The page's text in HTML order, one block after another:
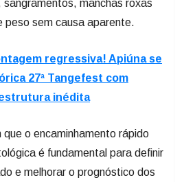
manchas roxas
peso sem causa aparente.
regressiva! Apiúna se
27ª Tangefest com
inédita
o encaminhamento rápido
é fundamental para definir
e melhorar o prognóstico dos